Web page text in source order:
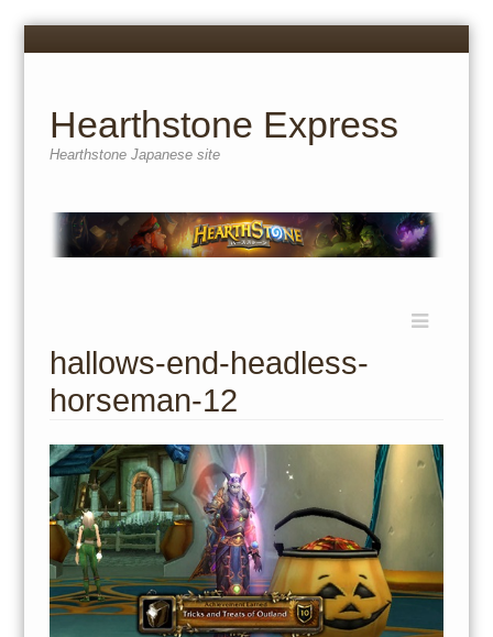
Menu
Hearthstone Express
Hearthstone Japanese site
content
hallows-end-headless-
horseman-12